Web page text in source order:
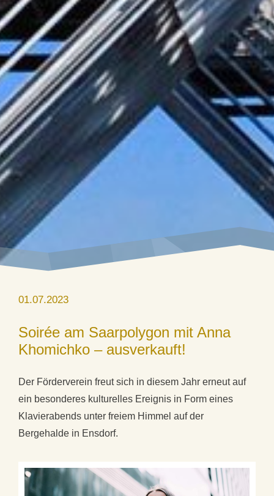
01.07.2023
Soirée am Saarpolygon mit Anna
Khomichko – ausverkauft!
Der Förderverein freut sich in diesem Jahr erneut auf
ein besonderes kulturelles Ereignis in Form eines
Klavierabends unter freiem Himmel auf der
Bergehalde in Ensdorf.